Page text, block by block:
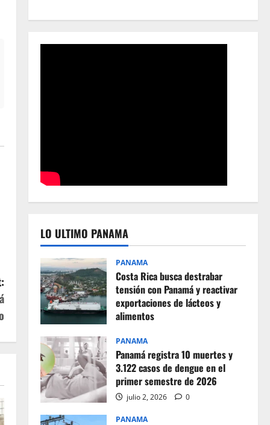
LO ULTIMO PANAMA
PANAMA
Costa Rica busca destrabar
tensión con Panamá y reactivar
exportaciones de lácteos y
alimentos
PANAMA
Panamá registra 10 muertes y
3.122 casos de dengue en el
primer semestre de 2026
julio 2, 2026 0
PANAMA